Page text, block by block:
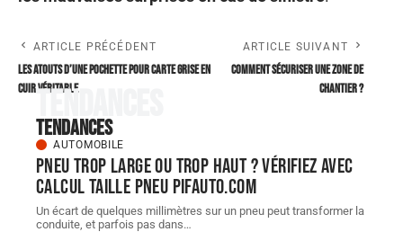
ARTICLE PRÉCÉDENT
Les atouts d’une pochette pour carte grise en
cuir véritable
ARTICLE SUIVANT
Comment sécuriser une zone de
chantier ?
Tendances
Tendances
AUTOMOBILE
Pneu trop large ou trop haut ? Vérifiez avec
Calcul taille Pneu pifauto.com
Un écart de quelques millimètres sur un pneu peut transformer la
conduite, et parfois pas dans…